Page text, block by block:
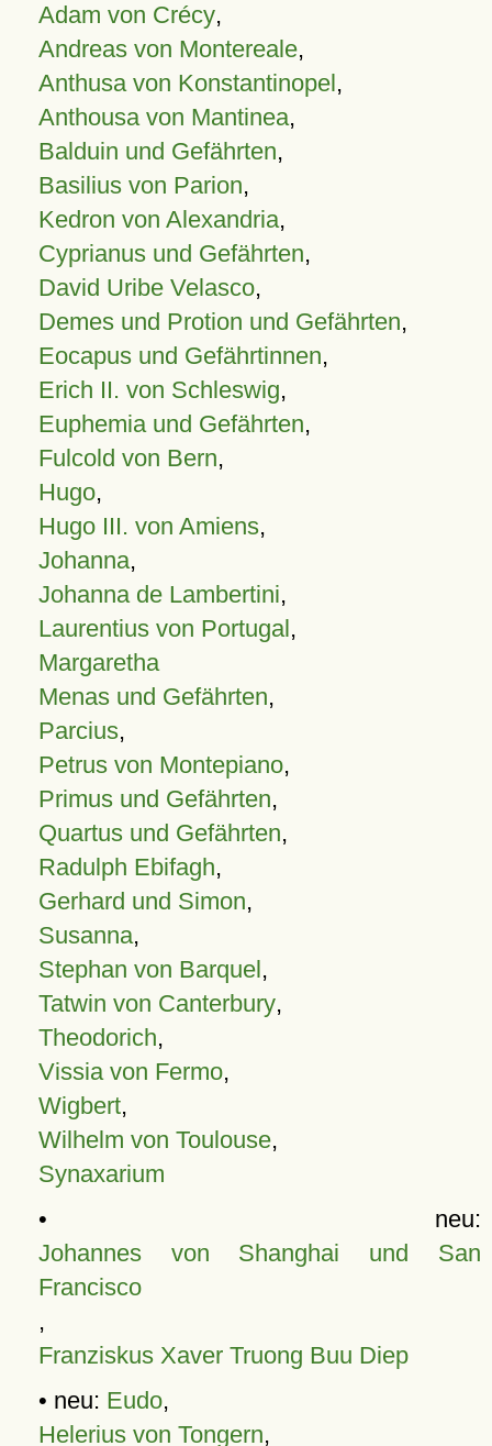
Adam von Crécy,
Andreas von Montereale,
Anthusa von Konstantinopel,
Anthousa von Mantinea,
Balduin und Gefährten,
Basilius von Parion,
Kedron von Alexandria,
Cyprianus und Gefährten,
David Uribe Velasco,
Demes und Protion und Gefährten,
Eocapus und Gefährtinnen,
Erich II. von Schleswig,
Euphemia und Gefährten,
Fulcold von Bern,
Hugo,
Hugo III. von Amiens,
Johanna,
Johanna de Lambertini,
Laurentius von Portugal,
Margaretha
Menas und Gefährten,
Parcius,
Petrus von Montepiano,
Primus und Gefährten,
Quartus und Gefährten,
Radulph Ebifagh,
Gerhard und Simon,
Susanna,
Stephan von Barquel,
Tatwin von Canterbury,
Theodorich,
Vissia von Fermo,
Wigbert,
Wilhelm von Toulouse,
Synaxarium
• neu:
Johannes von Shanghai und San
Francisco
,
Franziskus Xaver Truong Buu Diep
• neu: Eudo,
Helerius von Tongern,